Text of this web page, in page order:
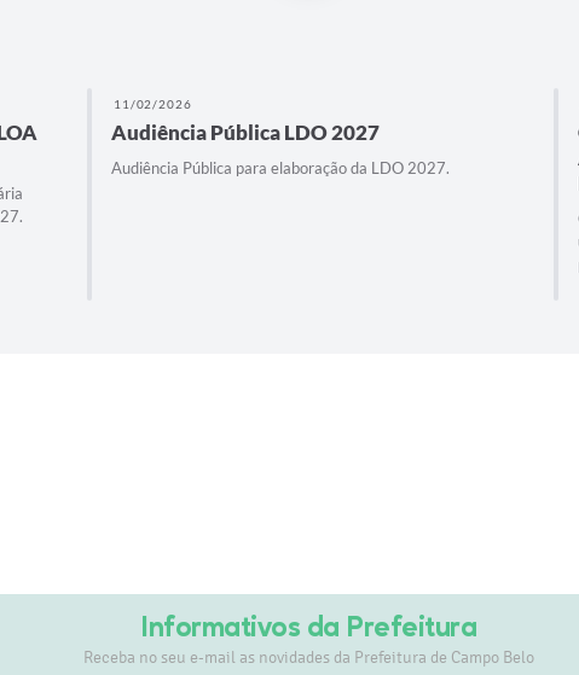
11/02/2026
Audiência Pública LDO 2027
Audiência Pública para elaboração da LDO 2027.
Informativos da Prefeitura
Receba no seu e-mail as novidades da Prefeitura de Campo Belo